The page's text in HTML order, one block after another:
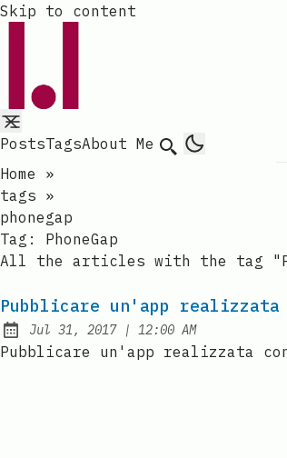
Skip to content
PostsTagsAbout Me Search
Home
»
tags »
phonegap
Tag: PhoneGap
All the articles with the tag
Pubblicare un'app realizzata
Published:
Jul 31, 2017| at
12:00 AM
Pubblicare un'app realizzata